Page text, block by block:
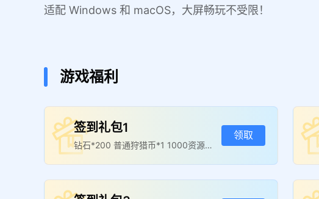
适配 Windows 和 macOS，大屏畅玩不受限！
游戏福利
签到礼包1
钻石*200 普通狩猎币*1 1000资源随
机箱*20
领取